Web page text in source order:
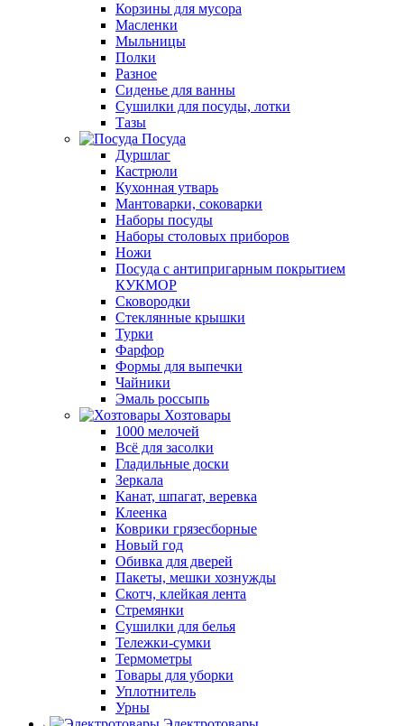
Корзины для мусора
Масленки
Мыльницы
Полки
Разное
Сиденье для ванны
Сушилки для посуды, лотки
Тазы
Посуда
Дуршлаг
Кастрюли
Кухонная утварь
Мантоварки, соковарки
Наборы посуды
Наборы столовых приборов
Ножи
Посуда с антипригарным покрытием
КУКМОР
Сковородки
Стеклянные крышки
Турки
Фарфор
Формы для выпечки
Чайники
Эмаль россыпь
Хозтовары
1000 мелочей
Всё для засолки
Гладильные доски
Зеркала
Канат, шпагат, веревка
Клеенка
Коврики грязесборные
Новый год
Обивка для дверей
Пакеты, мешки хознужды
Скотч, клейкая лента
Стремянки
Сушилки для белья
Тележки-сумки
Термометры
Товары для уборки
Уплотнитель
Урны